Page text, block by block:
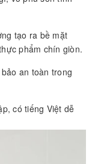
tạo ra bề mặt
phẩm chín giòn.
an toàn trong
có tiếng Việt dễ